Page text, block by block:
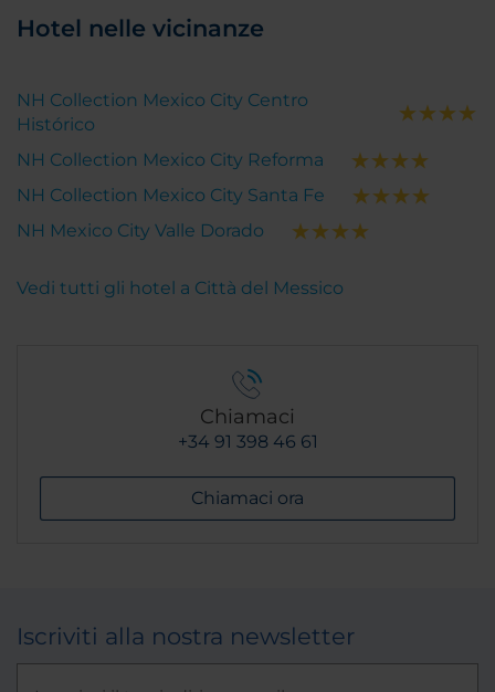
Hotel nelle vicinanze
NH Collection Mexico City Centro
Histórico
NH Collection Mexico City Reforma
NH Collection Mexico City Santa Fe
NH Mexico City Valle Dorado
Vedi tutti gli hotel a Città del Messico
Chiamaci
+34 91 398 46 61
Chiamaci ora
Iscriviti alla nostra newsletter